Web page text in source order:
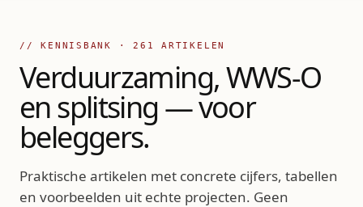
// KENNISBANK ·261 ARTIKELEN
Verduurzaming, WWS-O
en splitsing — voor
beleggers.
Praktische artikelen met concrete cijfers, tabellen
en voorbeelden uit echte projecten. Geen